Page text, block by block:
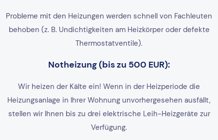
Probleme mit den Heizungen werden schnell von Fachleuten
behoben (z. B. Undichtigkeiten am Heizkörper oder defekte
Thermostatventile).
Notheizung (bis zu 500 EUR):
Wir heizen der Kälte ein! Wenn in der Heizperiode die
Heizungsanlage in Ihrer Wohnung unvorhergesehen ausfällt,
stellen wir Ihnen bis zu drei elektrische Leih-Heizgeräte zur
Verfügung.